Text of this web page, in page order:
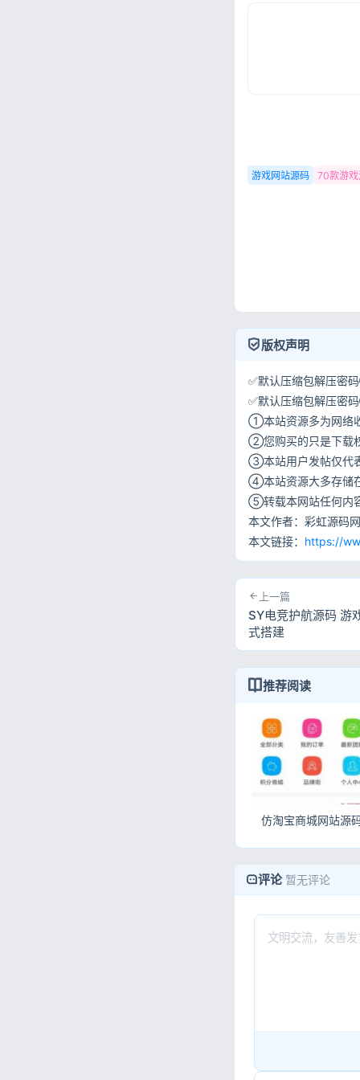
游戏网站源码 70款游戏
版权声明
✅默认压缩包解压
✅默认压缩包解压
①本站资源多为网络
②您购买的只是下载
③本站用户发帖仅代
④本站资源大多存储
⑤转载本网站任何内
本文作者：彩虹源码网
本文链接： https://
上一篇
SY电竞护航源码 游
式搭建
推荐阅读
评论 暂无评论